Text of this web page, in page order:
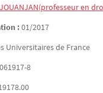
JOUANJAN(professeur en
:01/2017
Universitaires de France
8